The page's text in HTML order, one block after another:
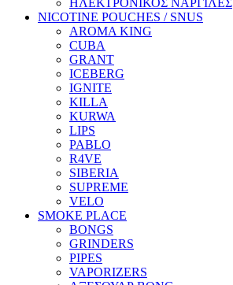
ΗΛΕΚΤΡΟΝΙΚΟΣ ΝΑΡΓΙΛΕΣ
NICOTINE POUCHES / SNUS
AROMA KING
CUBA
GRANT
ICEBERG
IGNITE
KILLA
KURWA
LIPS
PABLO
R4VE
SIBERIA
SUPREME
VELO
SMOKE PLACE
BONGS
GRINDERS
PIPES
VAPORIZERS